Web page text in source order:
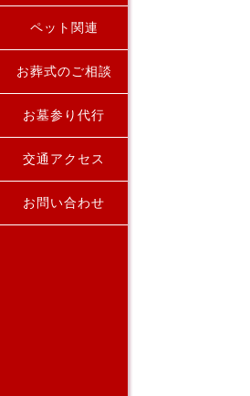
ペット関連
お葬式のご相談
お墓参り代行
交通アクセス
お問い合わせ